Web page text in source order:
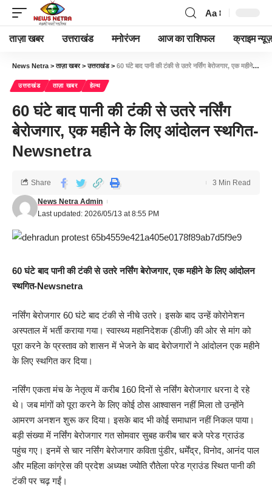
Aa
ताज़ा खबर उत्तराखंड मनोरंजन आज का राशिफल क्राइम न्यूज़
News Netra >ताज़ा खबर>उत्तराखंड> 60 घंटे बाद पानी की टंकी से उतरे नर्सिंग बेरोजगार, एक महीने के लिए आंदोलन स्थगित-Newsnetra
उत्तराखंड ताज़ा खबर हेल्थ
60 घंटे बाद पानी की टंकी से उतरे नर्सिंग
बेरोजगार, एक महीने के लिए आंदोलन स्थगित-
Newsnetra
Last updated: 2026/05/13 at 8:55 PM
News Netra Admin
Share 3 Min Read
60 घंटे बाद पानी की टंकी से उतरे नर्सिंग बेरोजगार, एक महीने के लिए आंदोलन
स्थगित-Newsnetra
नर्सिंग बेरोजगार 60 घंटे बाद टंकी से नीचे उतरे। इसके बाद उन्हें कोरोनेशन
अस्पताल में भर्ती कराया गया। स्वास्थ्य महानिदेशक (डीजी) की ओर से मांग को
पूरा करने के प्रस्ताव को शासन में भेजने के बाद बेरोजगारों ने आंदोलन एक महीने
के लिए स्थगित कर दिया।
नर्सिंग एकता मंच के नेतृत्व में करीब 160 दिनों से नर्सिंग बेरोजगार धरना दे रहे
थे। जब मांगों को पूरा करने के लिए कोई ठोस आश्वासन नहीं मिला तो उन्होंने
आमरण अनशन शुरू कर दिया। इसके बाद भी कोई समाधान नहीं निकल पाया।
बड़ी संख्या में नर्सिंग बेरोजगार गत सोमवार सुबह करीब चार बजे परेड ग्राउंड
पहुंच गए। इनमें से चार नर्सिंग बेरोजगार कविता पुंडीर, धर्मेंद्र, विनोद, आनंद पाल
और महिला कांग्रेस की प्रदेश अध्यक्ष ज्योति रौतेला परेड ग्राउंड स्थित पानी की
टंकी पर चढ़ गईं।